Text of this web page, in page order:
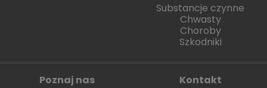
Substancje czynne
Chwasty
Choroby
Szkodniki
Poznaj nas
Kontakt